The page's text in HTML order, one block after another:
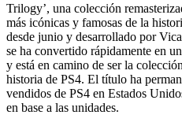
Trilogy’, una colección
más icónicas y famosas de la
desde junio y desarrollado por
se ha convertido rápidamente en
y está en camino de ser la
historia de PS4. El título ha
vendidos de PS4 en Estados
en base a las unidades.